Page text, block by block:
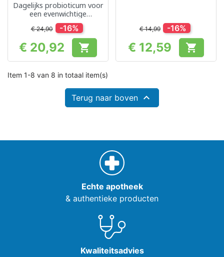
Dagelijks probioticum voor
een evenwichtige
darmflora en
ondersteuning van het
immuunsysteem
€ 24,90 -16%
Prijs
€ 20,92 
€ 14,99 -16%
Prijs
€ 12,59 
Item 1-8 van 8 in totaal item(s)
Terug naar boven 
Echte apotheek
& authentieke producten
Kwaliteitsadvies